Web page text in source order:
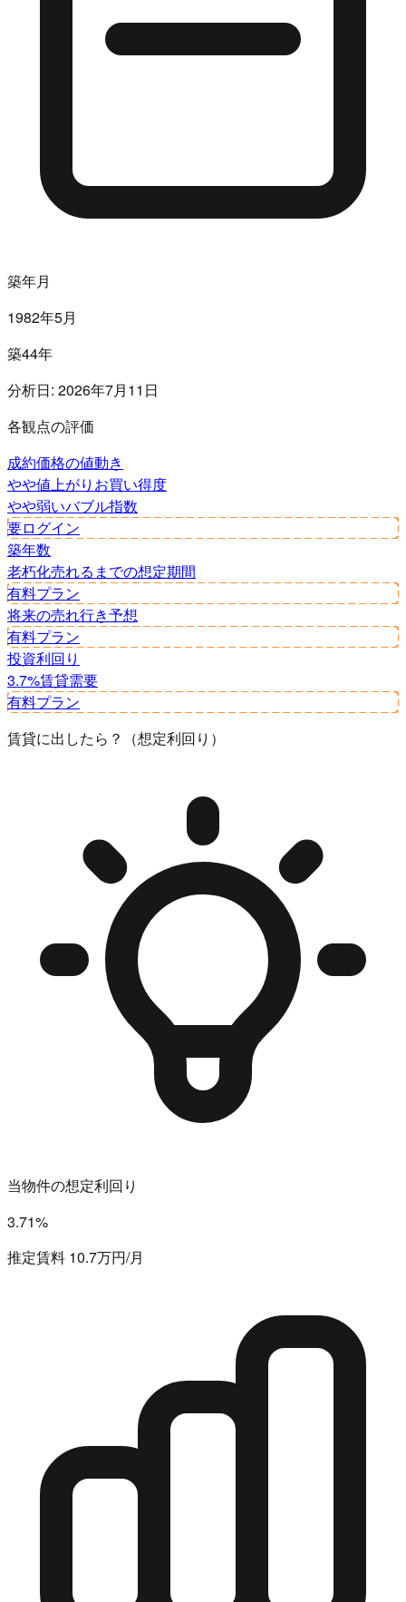
築年月
1982年5月
築44年
分析日: 2026年7月11日
各観点の評価
成約価格の値動き
やや値上がり お買い得度
やや弱いバブル指数
要ログイン
築年数
老朽化売れるまでの想定期間
有料プラン
将来の売れ行き予想
有料プラン
投資利回り
3.7%賃貸需要
有料プラン
賃貸に出したら？（想定利回り）
当物件の想定利回り
3.71%
推定賃料 10.7万円/月